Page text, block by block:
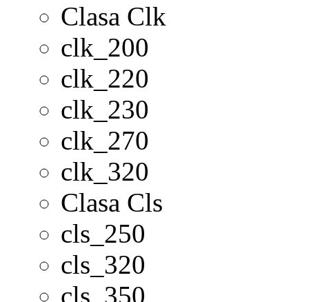
Clasa Clk
clk_200
clk_220
clk_230
clk_270
clk_320
Clasa Cls
cls_250
cls_320
cls_350